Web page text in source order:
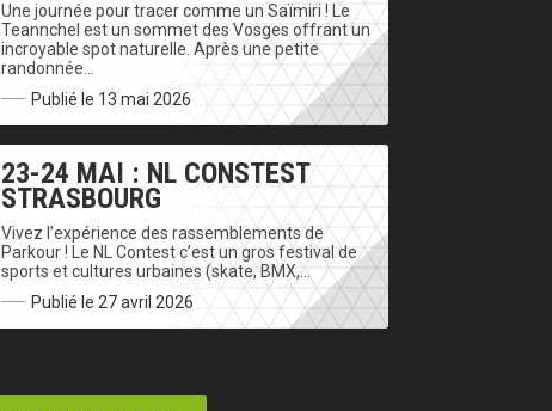
Une journée pour tracer comme un Saïmiri ! Le
Teannchel est un sommet des Vosges offrant un
incroyable spot naturelle. Après une petite
randonnée…
Publié le 13 mai 2026
23-24 MAI : NL CONSTEST
STRASBOURG
Vivez l’expérience des rassemblements de
Parkour ! Le NL Contest c’est un gros festival de
sports et cultures urbaines (skate, BMX,…
Publié le 27 avril 2026